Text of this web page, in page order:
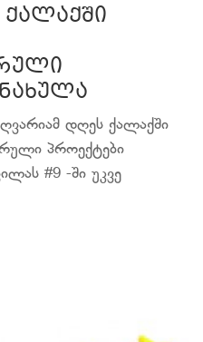
დღეს ქალაქში
პროექტები
#9 -ში უკვე